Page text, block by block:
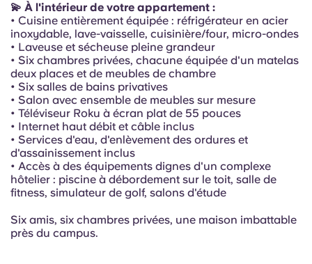
💫 À l'intérieur de votre appartement :
• Cuisine entièrement équipée : réfrigérateur en acier
inoxydable, lave-vaisselle, cuisinière/four, micro-ondes
• Laveuse et sécheuse pleine grandeur
• Six chambres privées, chacune équipée d'un matelas
deux places et de meubles de chambre
• Six salles de bains privatives
• Salon avec ensemble de meubles sur mesure
• Téléviseur Roku à écran plat de 55 pouces
• Internet haut débit et câble inclus
• Services d'eau, d'enlèvement des ordures et
d'assainissement inclus
• Accès à des équipements dignes d'un complexe
hôtelier : piscine à débordement sur le toit, salle de
fitness, simulateur de golf, salons d'étude
Six amis, six chambres privées, une maison imbattable
près du campus.